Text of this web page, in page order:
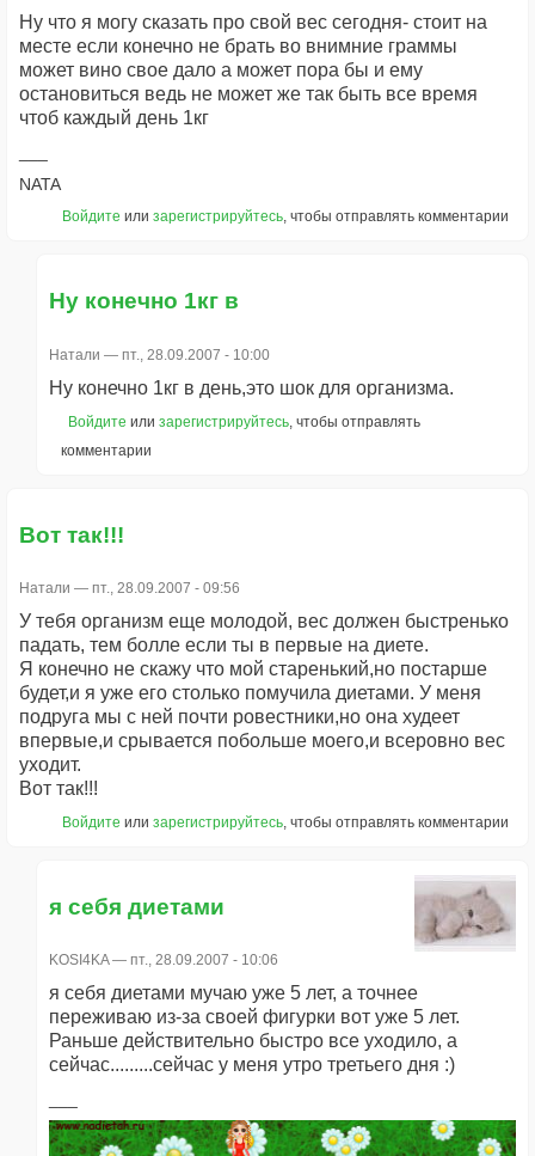
Ну что я могу сказать про свой вес сегодня- стоит на
месте если конечно не брать во внимние граммы
может вино свое дало а может пора бы и ему
остановиться ведь не может же так быть все время
чтоб каждый день 1кг
NATA
Войдите или зарегистрируйтесь, чтобы отправлять комментарии
Ну конечно 1кг в
Натали — пт., 28.09.2007 - 10:00
Ну конечно 1кг в день,это шок для организма.
Войдите или зарегистрируйтесь , чтобы отправлять
комментарии
Вот так!!!
Натали — пт., 28.09.2007 - 09:56
У тебя организм еще молодой, вес должен быстренько
падать, тем болле если ты в первые на диете.
Я конечно не скажу что мой старенький,но постарше
будет,и я уже его столько помучила диетами. У меня
подруга мы с ней почти ровестники,но она худеет
впервые,и срывается побольше моего,и всеровно вес
уходит.
Вот так!!!
Войдите или зарегистрируйтесь, чтобы отправлять комментарии
я себя диетами
KOSI4KA— пт., 28.09.2007 - 10:06
я себя диетами мучаю уже 5 лет, а точнее
переживаю из-за своей фигурки вот уже 5 лет.
Раньше действительно быстро все уходило, а
сейчас.........сейчас у меня утро третьего дня :)